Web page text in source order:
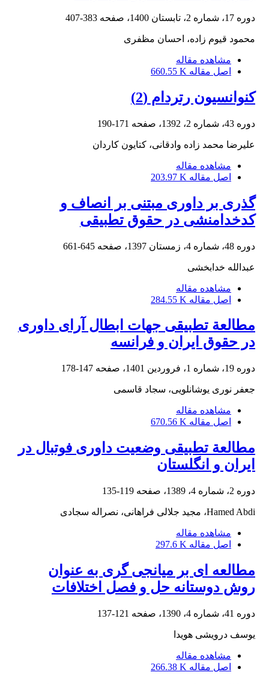
دوره 17، شماره 2، تابستان 1400، صفحه 383-407
محمود قیوم زاده، احسان مظفری
مشاهده مقاله
اصل مقاله 660.55 K
کنوانسیون رتردام (2)
دوره 43، شماره 2، 1392، صفحه 171-190
علیرضا محمد زاده وادقانی، کتایون کاردان
مشاهده مقاله
اصل مقاله 203.97 K
گذری بر داوری مبتنی بر انصاف و
کدخدامنشی در حقوق تطبیقی
دوره 48، شماره 4، زمستان 1397، صفحه 645-661
عبدالله خدابخشی
مشاهده مقاله
اصل مقاله 284.55 K
مطالعة تطبیقی جهات ابطال آرای داوری
در حقوق ایران و فرانسه
دوره 19، شماره 1، فروردین 1401، صفحه 147-178
جعفر نوری یوشانلویی، سجاد قاسمی
مشاهده مقاله
اصل مقاله 670.56 K
مطالعة تطبیقی وضعیت داوری فوتبال در
ایران و انگلستان
دوره 2، شماره 4، 1389، صفحه 119-135
Hamed Abdi، مجید جلالی فراهانی، نصراله سجادی
مشاهده مقاله
اصل مقاله 297.6 K
مطالعه ای بر میانجی گری به عنوان
روش دوستانه حل و فصل اختلافات
دوره 41، شماره 4، 1390، صفحه 121-137
یوسف درویشی هویدا
مشاهده مقاله
اصل مقاله 266.38 K